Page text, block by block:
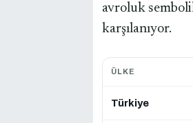
avroluk
karşılanıyor.
ÜLKE
Türkiye